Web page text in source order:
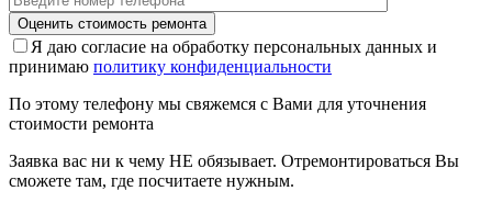
Я даю согласие на обработку персональных данных и
принимаю политику конфиденциальности
По этому телефону мы свяжемся с Вами для уточнения
стоимости ремонта
Заявка вас ни к чему НЕ обязывает. Отремонтироваться Вы
сможете там, где посчитаете нужным.